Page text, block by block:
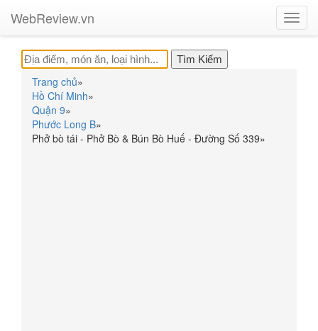
WebReview.vn
Trang chủ»
Hồ Chí Minh»
Quận 9»
Phước Long B»
Phở bò tái - Phở Bò & Bún Bò Huế - Đường Số 339»